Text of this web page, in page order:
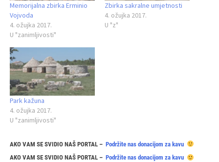
Memorijalna zbirka Erminio
Vojvoda
4. ožujka 2017.
U "zanimljivosti"
Zbirka sakralne umjetnosti
4. ožujka 2017.
U "z"
Park kažuna
4. ožujka 2017.
U "zanimljivosti"
AKO VAM SE SVIDIO NAŠ PORTAL – Podržite nas donacijom za kavu
AKO VAM SE SVIDIO NAŠ PORTAL – Podržite nas donacijom za kavu